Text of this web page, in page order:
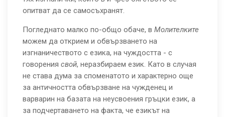
опитват да се самосъхранят.
Погледнато малко по-общо обаче, в Молителките
можем да открием и обвързването на
изгнаничеството с езика, на чуждостта - с
говорения свой, неразбираем език. Като в случая
не става дума за споменатото и характерно още
за античността обвързване на чужденец и
варварин на базата на неусвоения гръцки език, а
за подчертаването на факта, че езикът на